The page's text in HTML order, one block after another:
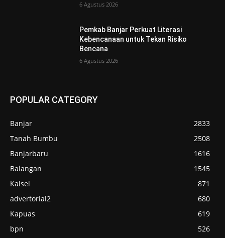
6 Agustus 2026
Pemkab Banjar Perkuat Literasi
Kebencanaan untuk Tekan Risiko
Bencana
6 Agustus 2026
POPULAR CATEGORY
Banjar
2833
Tanah Bumbu
2508
Banjarbaru
1616
Balangan
1545
Kalsel
871
advertorial2
680
Kapuas
619
bpn
526